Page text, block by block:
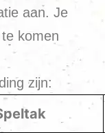
aan. Je
komen
zijn: